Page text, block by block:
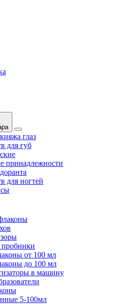
глаз
для губ
принадлежности
для ногтей
от 100 мл
до 100 мл
в машину
5-100мл